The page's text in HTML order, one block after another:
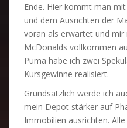
Ende. Hier kommt man
und dem Ausrichten der
voran als erwartet und
McDonalds vollkommen
Puma habe ich zwei
Kursgewinne realisiert.
Grundsätzlich werde ich
mein Depot stärker auf
Immobilien ausrichten.